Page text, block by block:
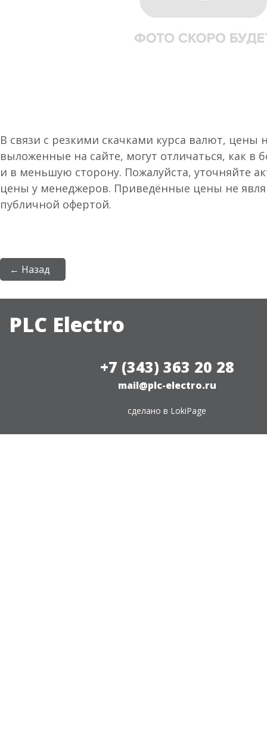
В связи с резкими скачками курса валют, цены
выложенные на сайте, могут отличаться, как в
и в меньшую сторону. Пожалуйста, уточняйте
цены у менеджеров. Приведённые цены не
публичной офертой.
← Назад
PLC Electro
+7 (343) 363 20 28
mail@plc-electro.ru
сделано в LokiPage